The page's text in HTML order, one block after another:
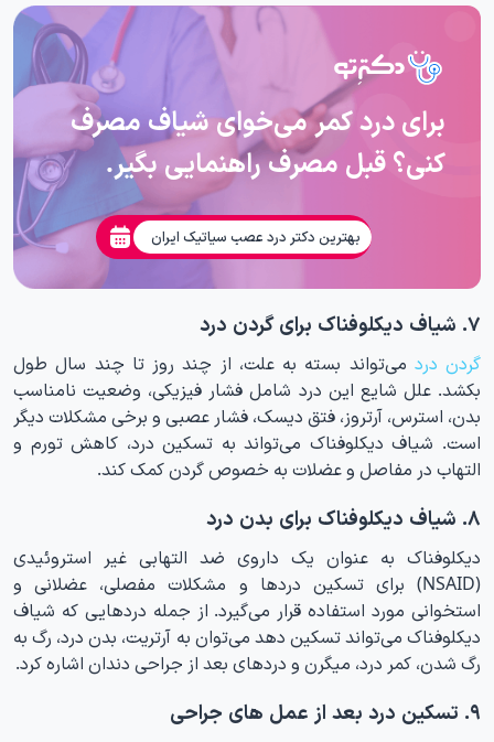
برای درد کمر می‌خوای شیاف مصرف
کنی؟ قبل مصرف راهنمایی بگیر.
بهترین دکتر درد عصب سیاتیک ایران
۷. شیاف دیکلوفناک برای گردن درد
گردن درد می‌تواند بسته به علت، از چند روز تا چند سال طول
بکشد. علل شایع این درد شامل فشار فیزیکی، وضعیت نامناسب
بدن، استرس، آرتروز، فتق دیسک، فشار عصبی و برخی مشکلات دیگر
است. شیاف دیکلوفناک می‌تواند به تسکین درد، کاهش تورم و
التهاب در مفاصل و عضلات به خصوص گردن کمک کند.
۸. شیاف دیکلوفناک برای بدن درد
دیکلوفناک به عنوان یک داروی ضد التهابی غیر استروئیدی
(NSAID) برای تسکین دردها و مشکلات مفصلی، عضلانی و
استخوانی مورد استفاده قرار می‌گیرد. از جمله دردهایی که شیاف
دیکلوفناک می‌تواند تسکین دهد می‌توان به آرتریت، بدن درد، رگ به
رگ شدن، کمر درد، میگرن و دردهای بعد از جراحی دندان اشاره کرد.
۹. تسکین درد بعد از عمل های جراحی